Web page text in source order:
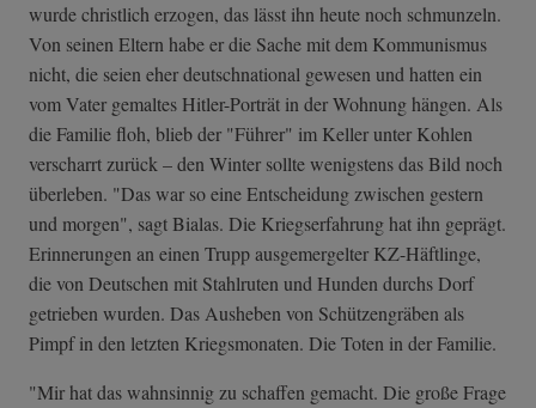
wurde christlich erzogen, das lässt ihn heute noch schmunzeln.
Von seinen Eltern habe er die Sache mit dem Kommunismus
nicht, die seien eher deutschnational gewesen und hatten ein
vom Vater gemaltes Hitler-Porträt in der Wohnung hängen. Als
die Familie floh, blieb der "Führer" im Keller unter Kohlen
verscharrt zurück – den Winter sollte wenigstens das Bild noch
überleben. "Das war so eine Entscheidung zwischen gestern
und morgen", sagt Bialas. Die Kriegserfahrung hat ihn geprägt.
Erinnerungen an einen Trupp ausgemergelter KZ-Häftlinge,
die von Deutschen mit Stahlruten und Hunden durchs Dorf
getrieben wurden. Das Ausheben von Schützengräben als
Pimpf in den letzten Kriegsmonaten. Die Toten in der Familie.
"Mir hat das wahnsinnig zu schaffen gemacht. Die große Frage